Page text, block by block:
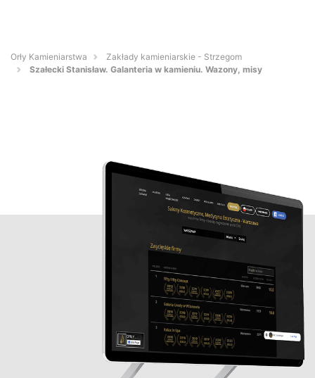
Orły Kamieniarstwa
Zakłady kamieniarskie - Strzegom
Szałecki Stanisław. Galanteria w kamieniu. Wazony, misy